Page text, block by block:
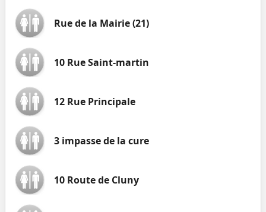
Rue de la Mairie (21)
10 Rue Saint-martin
12 Rue Principale
3 impasse de la cure
10 Route de Cluny